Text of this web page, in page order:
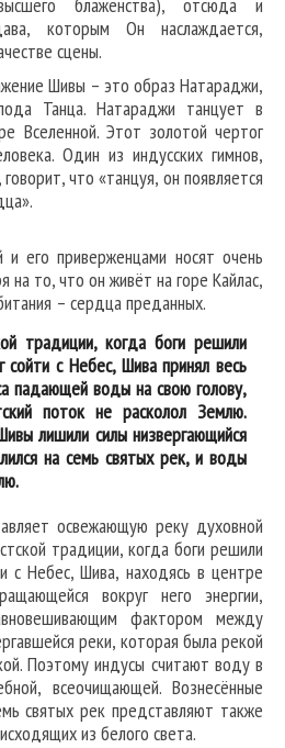
блаженства), отсюда и
которым Он наслаждается,
сцены.
Шивы – это образ Натараджи,
Танца. Натараджи танцует в
Вселенной. Этот золотой чертог
Один из индусских гимнов,
что «танцуя, он появляется
его приверженцами носят очень
на то, что он живёт на горе Кайлас,
– сердца преданных.
традиции, когда боги решили
сойти с Небес, Шива принял весь
падающей воды на свою голову,
поток не расколол Землю.
лишили силы низвергающийся
на семь святых рек, и воды
освежающую реку духовной
традиции, когда боги решили
с Небес, Шива, находясь в центре
вокруг него энергии,
фактором между
реки, которая была рекой
Поэтому индусы считают воду в
всеочищающей. Вознесённые
святых рек представляют также
из белого света.